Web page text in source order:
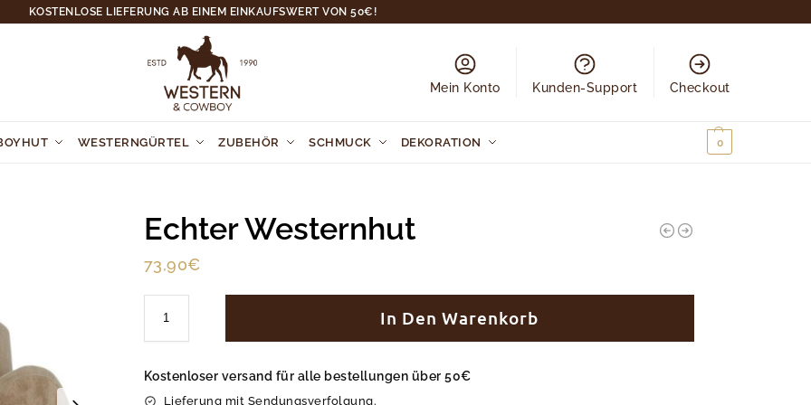
KOSTENLOSE LIEFERUNG AB EINEM EINKAUFSWERT VON 50€!
Mein Konto Kunden-Support Checkout
WESTERNGÜRTEL ZUBEHÖR SCHMUCK DEKORATION 0
Echter Westernhut
73,90€
In Den Warenkorb
Kostenloser versand für alle bestellungen über 50€
Lieferung mit Sendungsverfolgung.